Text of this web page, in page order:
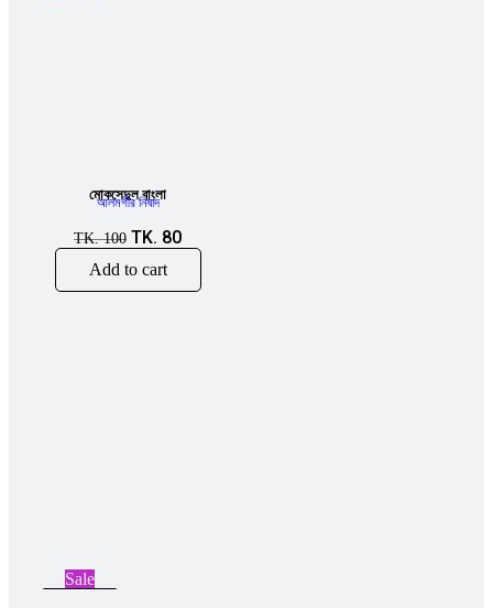
মোকসেদুল বাংলা
আলমগীর নিষাদ
TK.100 TK. 80
Add to cart
Sale